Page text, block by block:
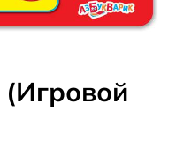
(Игровой